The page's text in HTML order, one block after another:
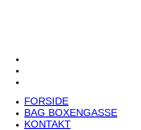
FORSIDE
BAG BOXENGASSE
KONTAKT